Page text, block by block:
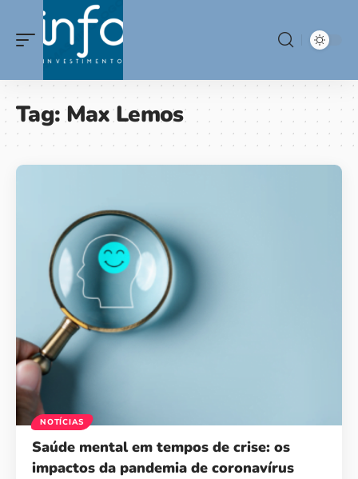
Tag:Max Lemos
NOTÍCIAS
Saúde mental em tempos de crise: os
impactos da pandemia de coronavírus